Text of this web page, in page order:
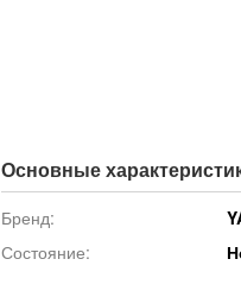
Основные
Бренд:
Состояние: